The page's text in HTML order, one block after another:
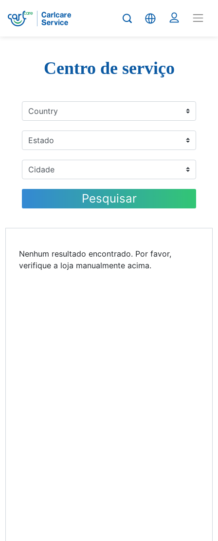
Centro de serviço
Pesquisar
Nenhum resultado encontrado. Por favor,
verifique a loja manualmente acima.